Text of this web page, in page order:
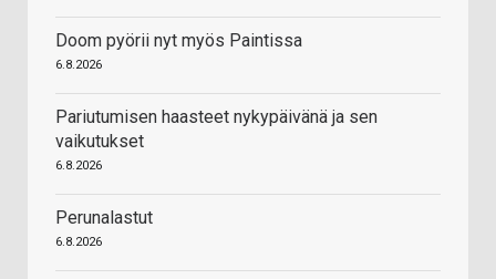
Doom pyörii nyt myös Paintissa
6.8.2026
Pariutumisen haasteet nykypäivänä ja sen
vaikutukset
6.8.2026
Perunalastut
6.8.2026